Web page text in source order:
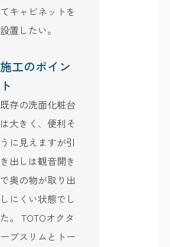
てキャビネットを
設置したい。
施工のポイン
ト
既存の洗面化粧台
は大きく、便利そ
うに見えますが引
き出しは観音開き
で奥の物が取り出
しにくい状態でし
た。 TOTOオクタ
ーブスリムとトー